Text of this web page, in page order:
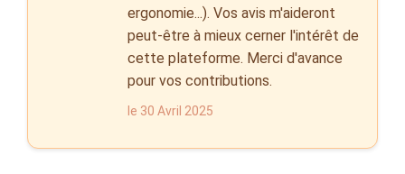
ergonomie...). Vos avis m'aideront
peut-être à mieux cerner l'intérêt de
cette plateforme. Merci d'avance
pour vos contributions.
le 30 Avril 2025